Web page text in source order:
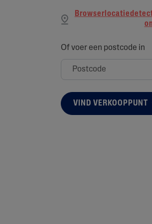
Of voer een postcode in
VIND VERKOOPPUNT